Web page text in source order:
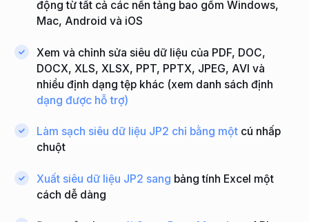
động từ tất cả các nền tảng bao gồm Windows,
Mac, Android và iOS
Xem và chỉnh sửa siêu dữ liệu của PDF, DOC,
DOCX, XLS, XLSX, PPT, PPTX, JPEG, AVI và
nhiều định dạng tệp khác (xem danh sách định
dạng được hỗ trợ)
Làm sạch siêu dữ liệu JP2 chỉ bằng một cú nhấp
chuột
Xuất siêu dữ liệu JP2 sang bảng tính Excel một
cách dễ dàng